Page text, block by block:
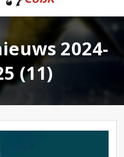
2024-
(11)